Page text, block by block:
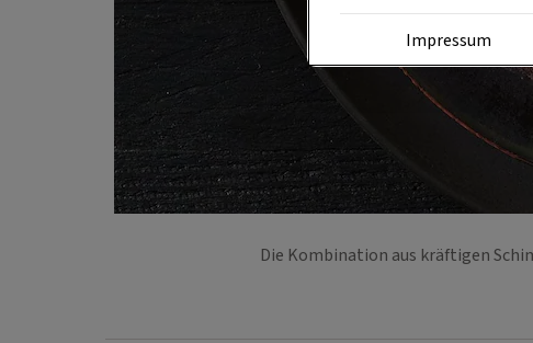
Die Kombination aus kräftigen
Impressum